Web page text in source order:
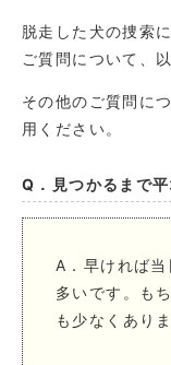
脱走した犬の捜索
ご質問について、
その他のご質問に
用ください。
Q．見つかるまで
A．早ければ
多いです。も
も少なくありま